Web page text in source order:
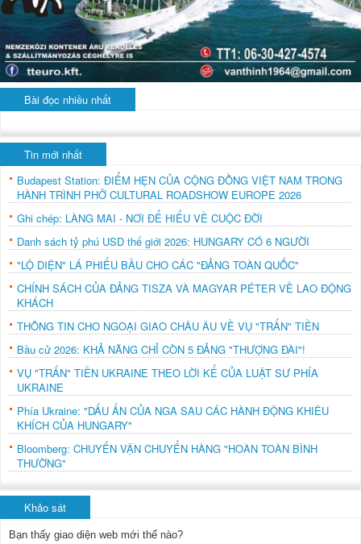
Bài đọc nhiều nhất
Tin mới nhất
Budapest Station: ĐIỂM HẸN CỦA CỘNG ĐỒNG VIỆT NAM TRONG
HÀNH TRÌNH PHỞ CULTURAL ROADSHOW EUROPE 2026
Ghi chép: LÀNG MAI - NƠI ĐỂ HIỂU VỀ CUỘC ĐỜI
Danh sách tỷ phú USD thế giới 2026: HUNGARY CÓ 6 NGƯỜI
"LỘ DIỆN" LÁ PHIẾU BẦU CHO CÁC "ĐẢNG TOÀN QUỐC"
CHÍNH SÁCH CỦA ĐẢNG TISZA VÀ MAGYAR PÉTER VỀ LAO ĐỘNG
KHÁCH
THÔNG TIN CHO NGOẠI GIAO CHÂU ÂU VỀ VỤ "TRẤN" TIỀN
Bầu cử 2026: KHẢ NĂNG CHỈ CÒN 5 ĐẢNG "THƯỢNG ĐÀI"!
VỤ "TRẤN" TIỀN UKRAINE THEO LỜI KỂ CỦA LUẬT SƯ PHÍA
UKRAINE
Phía Ukraine: "DẤU ẤN CỦA NGA SAU CÁC HÀNH ĐỘNG KHIÊU
KHÍCH CỦA HUNGARY"
Bloomberg: CHUYẾN VẬN CHUYỂN HÀNG "HOÀN TOÀN BÌNH
THƯỜNG"
Khảo sát
Bạn thấy giao diện web mới thế nào?